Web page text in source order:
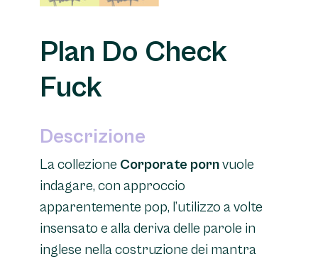
Plan Do Check
Fuck
Descrizione
La collezione Corporate pornvuole
indagare, con approccio
apparentemente pop, l’utilizzo a volte
insensato e alla deriva delle parole in
inglese nella costruzione dei mantra